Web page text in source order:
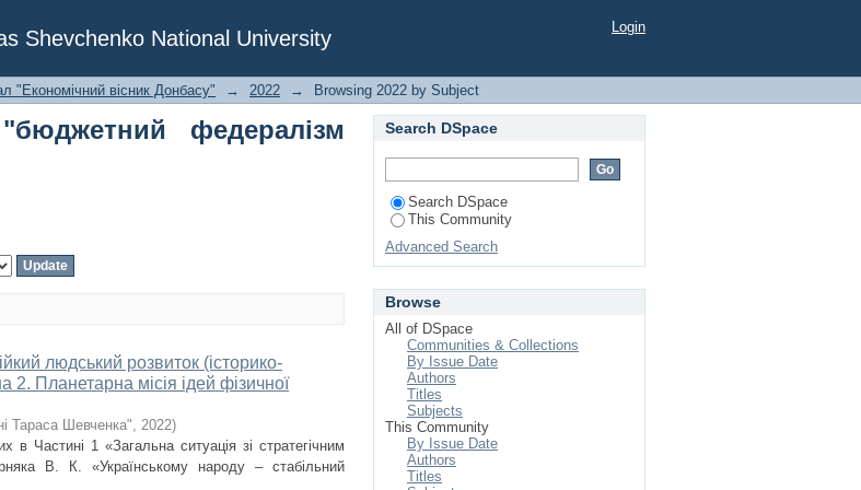
Shevchenko National University
федералізм унітарної держави" Login
"Економічний вісник Донбасу" → 2022 → Browsing 2022 by Subject
федералізм
людський розвиток (історико-
2. Планетарна місія ідей фізичної
Тараса Шевченка", 2022)
в Частині 1 «Загальна ситуація зі стратегічним
В. К. «Українському народу – стабільний
Search DSpace
Search DSpace
This Community
Advanced Search
Browse
All of DSpace
Communities & Collections
By Issue Date
Authors
Titles
Subjects
This Community
By Issue Date
Authors
Titles